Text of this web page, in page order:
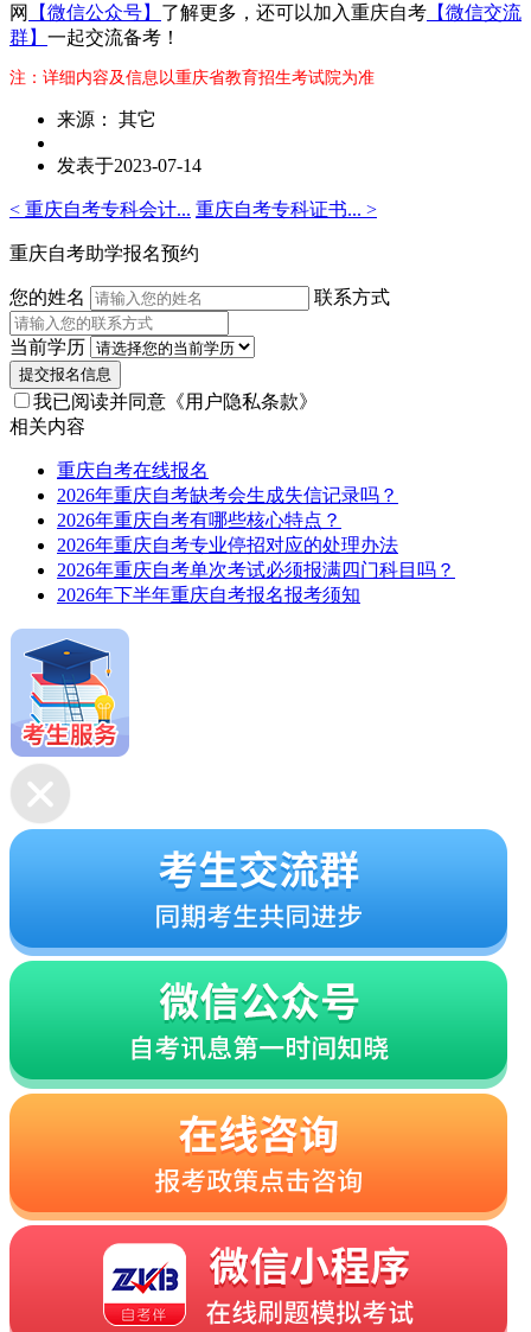
网
【微信公众号】 了解更多，还可以加入重庆自考 【微信交流
群】 一起交流备考！
注：详细内容及信息以重庆省教育招生考试院为准
来源： 其它
发表于2023-07-14
< 重庆自考专科会计... 重庆自考专科证书... >
重庆自考助学报名预约
您的姓名 联系方式
当前学历
提交报名信息
我已阅读并同意 《用户隐私条款》
相关内容
重庆自考在线报名
2026年重庆自考缺考会生成失信记录吗？
2026年重庆自考有哪些核心特点？
2026年重庆自考专业停招对应的处理办法
2026年重庆自考单次考试必须报满四门科目吗？
2026年下半年重庆自考报名报考须知